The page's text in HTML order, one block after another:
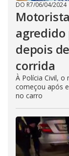
DO R7/06/04/2024
agredido
depois
corrida
À Polícia Civil,
começou após
no carro